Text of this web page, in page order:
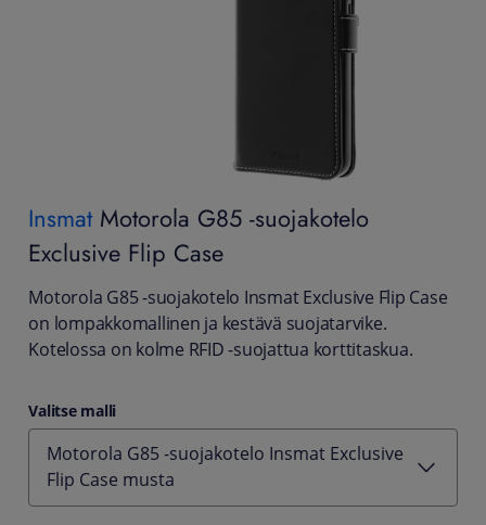
Insmat Motorola G85 -suojakotelo
Exclusive Flip Case
Motorola G85 -suojakotelo Insmat Exclusive Flip Case
on lompakkomallinen ja kestävä suojatarvike.
Kotelossa on kolme RFID -suojattua korttitaskua.
Valitse malli
Motorola G85 -suojakotelo Insmat Exclusive
Flip Case musta